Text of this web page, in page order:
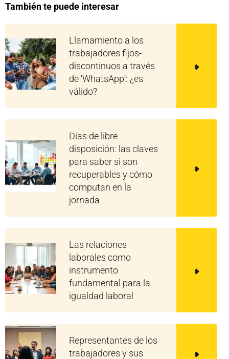
También te puede interesar
Llamamiento a los
trabajadores fijos-
discontinuos a través
de ‘WhatsApp’: ¿es
válido?
Días de libre
disposición: las claves
para saber si son
recuperables y cómo
computan en la
jornada
Las relaciones
laborales como
instrumento
fundamental para la
igualdad laboral
Representantes de los
trabajadores y sus